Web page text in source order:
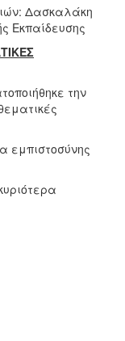
Δασκαλάκη
Εκπαίδευσης
την
εμπιστοσύνης